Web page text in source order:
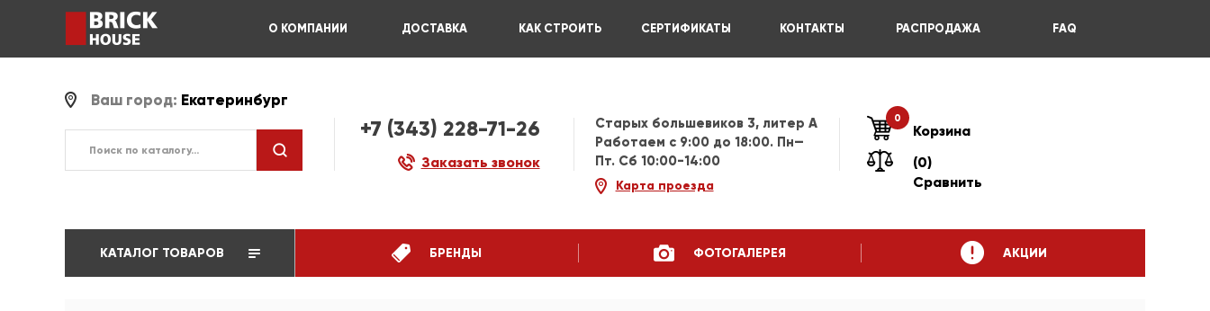
О КОМПАНИИ ДОСТАВКА КАК СТРОИТЬ СЕРТИФИКАТЫ КОНТАКТЫ РАСПРОДАЖА FAQ
Ваш город: Екатеринбург
+7 (343) 228-71-26
Заказать звонок
Старых большевиков 3, литер А
Работаем c 9:00 до 18:00. Пн—
Пт. Сб 10:00-14:00
Карта проезда
0
Корзина
(0)
Сравнить
КАТАЛОГ ТОВАРОВ БРЕНДЫ ФОТОГАЛЕРЕЯ АКЦИИ